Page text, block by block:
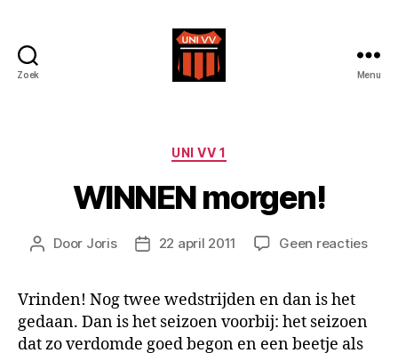
Zoek Menu
Categorieën
UNI VV 1
WINNEN morgen!
Berichtauteur
Door Joris Berichtdatum
22 april 2011 Geen reactiesop
Vrinden! Nog twee wedstrijden en dan is het
gedaan. Dan is het seizoen voorbij: het seizoen
dat zo verdomde goed begon en een beetje als